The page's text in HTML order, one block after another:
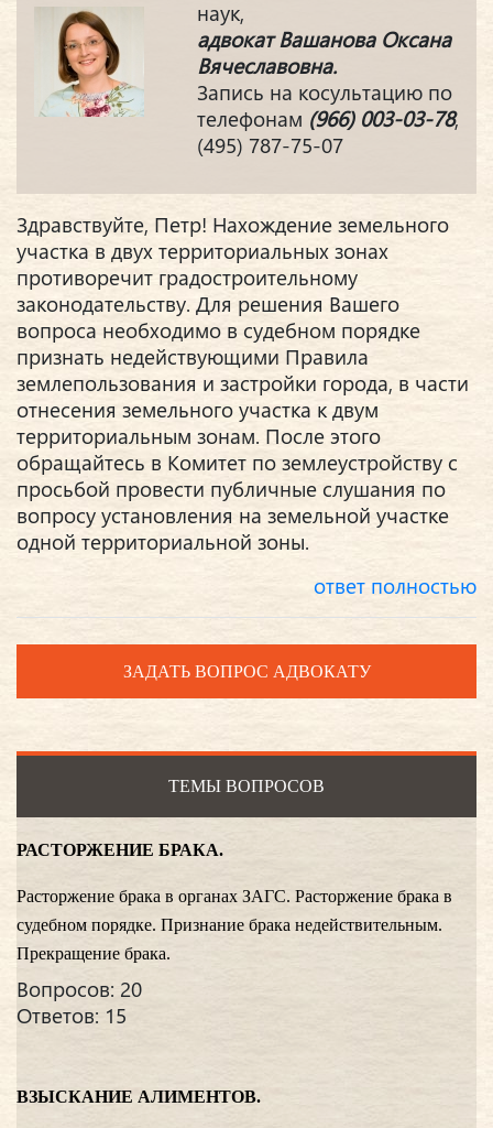
наук,
адвокат Вашанова Оксана
Вячеславовна.
Запись на косультацию по
телефонам (966) 003-03-78,
(495) 787-75-07
Здравствуйте, Петр! Нахождение земельного
участка в двух территориальных зонах
противоречит градостроительному
законодательству. Для решения Вашего
вопроса необходимо в судебном порядке
признать недействующими Правила
землепользования и застройки города, в части
отнесения земельного участка к двум
территориальным зонам. После этого
обращайтесь в Комитет по землеустройству с
просьбой провести публичные слушания по
вопросу установления на земельной участке
одной территориальной зоны.
ответ полностью
ЗАДАТЬ ВОПРОС АДВОКАТУ
ТЕМЫ ВОПРОСОВ
РАСТОРЖЕНИЕ БРАКА.
Расторжение брака в органах ЗАГС. Расторжение брака в
судебном порядке. Признание брака недействительным.
Прекращение брака.
Вопросов: 20
Ответов: 15
ВЗЫСКАНИЕ АЛИМЕНТОВ.